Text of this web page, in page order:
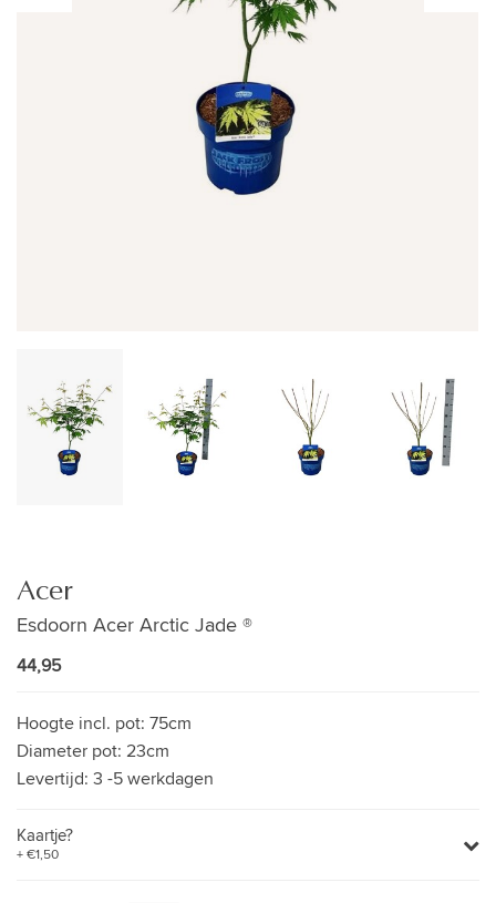
Acer
Esdoorn Acer Arctic Jade ®
44,95
Hoogte incl. pot: 75cm
Diameter pot: 23cm
Levertijd: 3 -5 werkdagen
Kaartje?
+ €1,50